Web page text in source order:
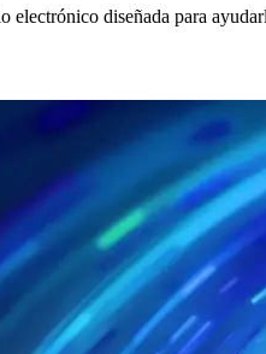
electrónico diseñada para